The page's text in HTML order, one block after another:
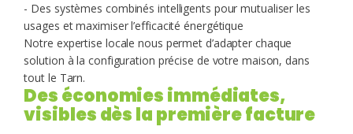
- Des systèmes combinés intelligents pour mutualiser les
usages et maximiser l’efficacité énergétique
Notre expertise locale nous permet d’adapter chaque
solution à la configuration précise de votre maison, dans
tout le Tarn.
Des économies immédiates,
visibles dès la première facture